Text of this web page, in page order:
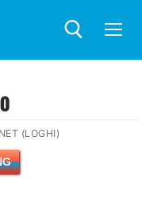
(LOGHI)